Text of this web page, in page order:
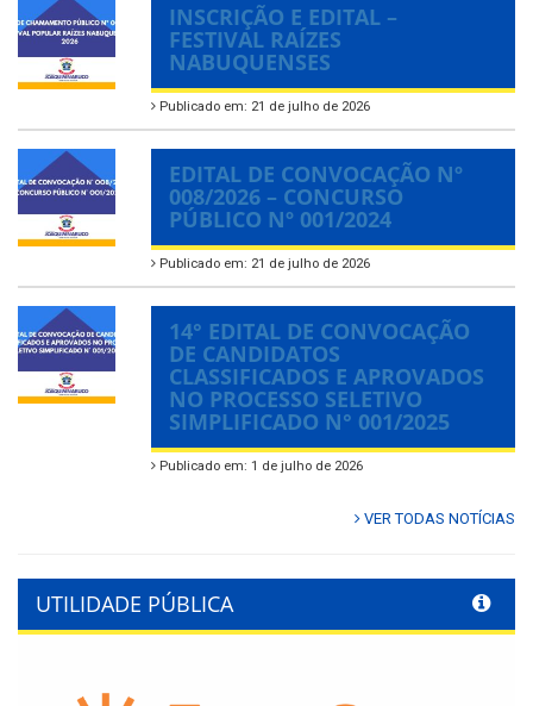
INSCRIÇÃO E EDITAL –
FESTIVAL RAÍZES
NABUQUENSES
Publicado em: 21 de julho de 2026
EDITAL DE CONVOCAÇÃO Nº
008/2026 – CONCURSO
PÚBLICO Nº 001/2024
Publicado em: 21 de julho de 2026
14° EDITAL DE CONVOCAÇÃO
DE CANDIDATOS
CLASSIFICADOS E APROVADOS
NO PROCESSO SELETIVO
SIMPLIFICADO N° 001/2025
Publicado em: 1 de julho de 2026
VER TODAS NOTÍCIAS
UTILIDADE PÚBLICA